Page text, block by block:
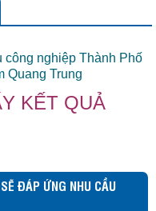
công nghiệp Thành Phố
Quang Trung
KẾT QUẢ
ĐÁP ỨNG NHU CẦU